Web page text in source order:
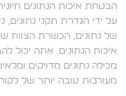
על ידי הגדרת תקני נתונים,
של נתונים, הכשרת הצוות
מכילה נתונים מדויקים
מעורבות טובה יותר של